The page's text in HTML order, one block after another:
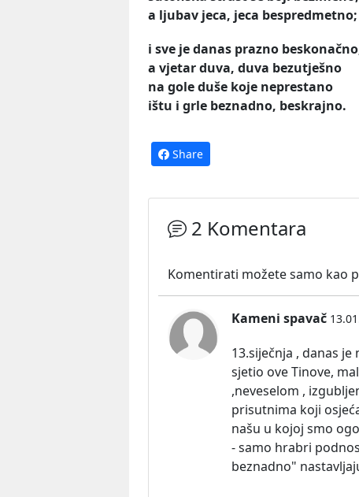
a ljubav jeca, jeca bespredmetno;
i sve je danas prazno
a vjetar duva, duva bezutješno
na gole duše koje neprestano
ištu i grle beznadno, beskrajno.
Share
2 Komentara
Komentirati možete samo kao
Kameni spavač
13.siječnja , danas
sjetio ove Tinove,
,neveselom ,
prisutnima koji
našu u kojoj smo
- samo hrabri
beznadno"